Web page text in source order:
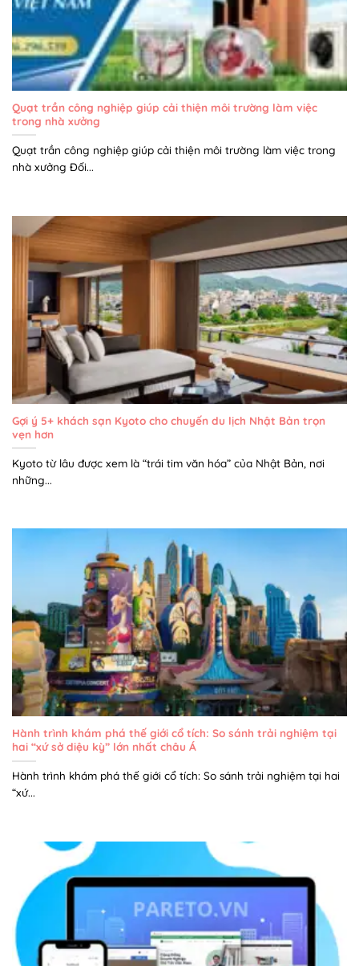
Quạt trần công nghiệp giúp cải thiện môi trường làm việc
trong nhà xưởng
Quạt trần công nghiệp giúp cải thiện môi trường làm việc trong
nhà xưởng Đối...
Gợi ý 5+ khách sạn Kyoto cho chuyến du lịch Nhật Bản trọn
vẹn hơn
Kyoto từ lâu được xem là “trái tim văn hóa” của Nhật Bản, nơi
những...
Hành trình khám phá thế giới cổ tích: So sánh trải nghiệm tại
hai “xứ sở diệu kỳ” lớn nhất châu Á
Hành trình khám phá thế giới cổ tích: So sánh trải nghiệm tại hai
“xứ...